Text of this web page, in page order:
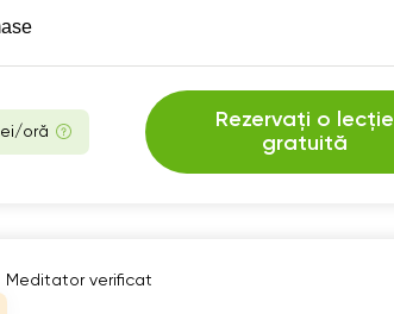
oră
Rezervați o lecție
gratuită
Meditator verificat